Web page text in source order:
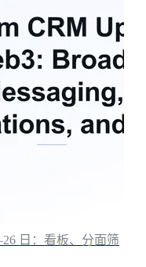
日：看板、分面筛